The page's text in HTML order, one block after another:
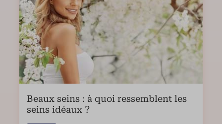
Beaux seins : à quoi ressemblent les
seins idéaux ?